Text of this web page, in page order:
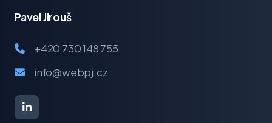
Pavel Jirouš
+420 730 148 755
info@webpj.cz